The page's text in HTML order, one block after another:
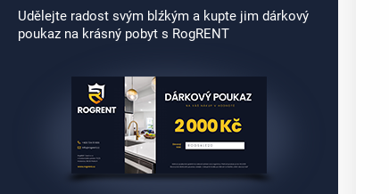
Udělejte radost svým blźkým a kupte jim dárkový
poukaz na krásný pobyt s RogRENT